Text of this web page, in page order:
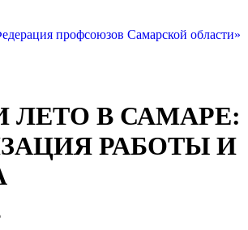
профсоюзов Самарской области»
ЛЕТО В САМАРЕ:
РАБОТЫ И